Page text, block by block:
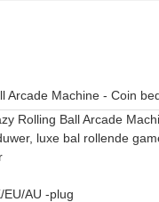
Arcade Machine - Coin
Rolling Ball Arcade
luxe bal rollende
EU/AU -plug